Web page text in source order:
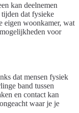
kan deelnemen
dat fysieke
eigen woonkamer, wat
voor
dat mensen fysiek
band tussen
en contact kan
waar je je